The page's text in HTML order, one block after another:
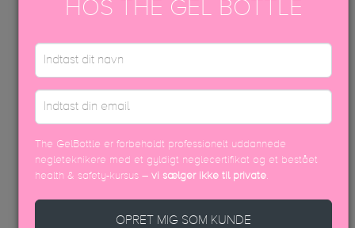
AKADEMI
VAREOPLYSNINGER & PÅFØRING
+45 70605001
Femmeunique,
HOS THE GEL BOTTLE
The GelBottle er forbeholdt professionelt uddannede
negleteknikere med et gyldigt neglecertifikat og et bestået
health & safety-kursus –vi sælger ikke til private.
OPRET MIG SOM KUNDE